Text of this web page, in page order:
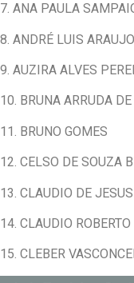
7. ANA PAULA
8. ANDRÉ LUIS
9. AUZIRA ALVES
10. BRUNA ARRUDA
11. BRUNO GOMES
12. CELSO DE SOUZA
13. CLAUDIO DE
14. CLAUDIO
15. CLEBER